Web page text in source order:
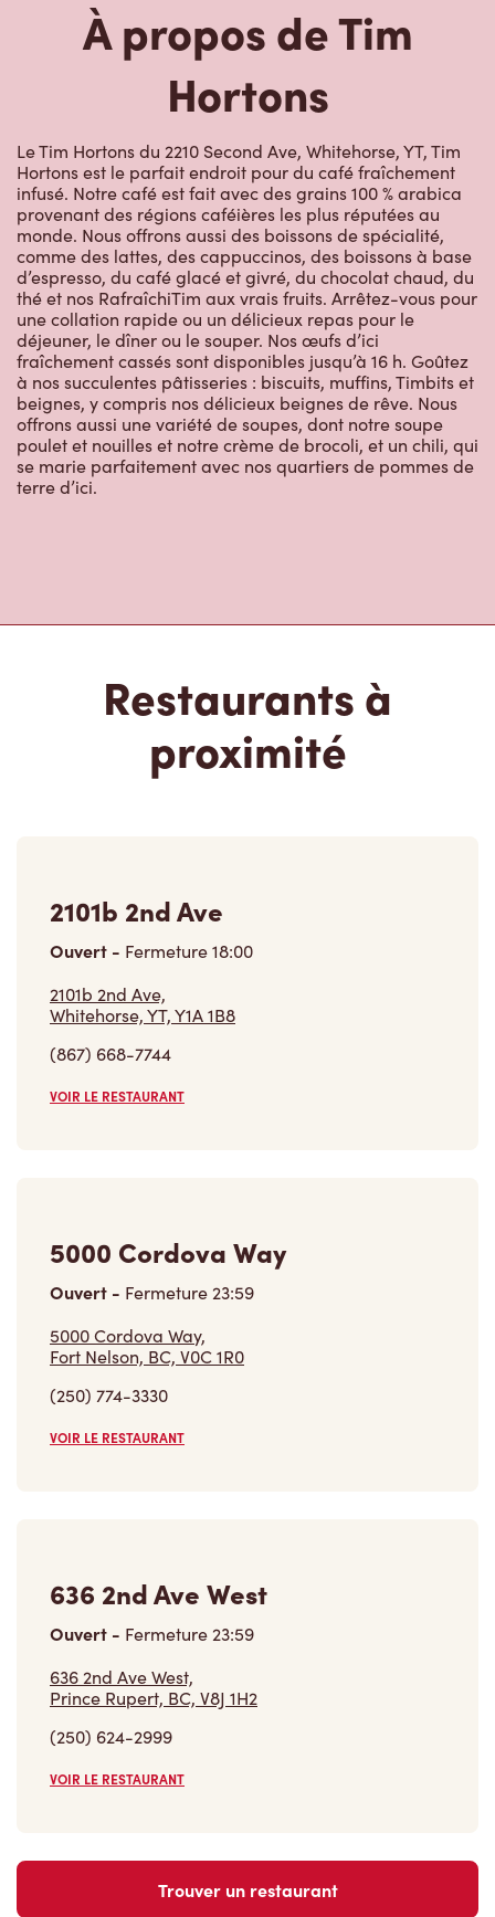
Hortons
Le Tim Hortons du 2210 Second Ave, Whitehorse, YT, Tim
Hortons est le parfait endroit pour du café fraîchement
infusé. Notre café est fait avec des grains 100 % arabica
provenant des régions caféières les plus réputées au
monde. Nous offrons aussi des boissons de spécialité,
comme des lattes, des cappuccinos, des boissons à base
d’espresso, du café glacé et givré, du chocolat chaud, du
thé et nos RafraîchiTim aux vrais fruits. Arrêtez-vous pour
une collation rapide ou un délicieux repas pour le
déjeuner, le dîner ou le souper. Nos œufs d’ici
fraîchement cassés sont disponibles jusqu’à 16 h. Goûtez
à nos succulentes pâtisseries : biscuits, muffins, Timbits et
beignes, y compris nos délicieux beignes de rêve. Nous
offrons aussi une variété de soupes, dont notre soupe
poulet et nouilles et notre crème de brocoli, et un chili, qui
se marie parfaitement avec nos quartiers de pommes de
terre d’ici.
proximité
Ouvert- Fermeture18:00
2101b 2nd Ave,
Whitehorse, YT, Y1A 1B8
(867) 668-7744
VOIR LE RESTAURANT
Ouvert -Fermeture23:59
5000 Cordova Way,
Fort Nelson, BC, V0C 1R0
(250) 774-3330
VOIR LE RESTAURANT
Ouvert-Fermeture23:59
636 2nd Ave West,
Prince Rupert, BC, V8J 1H2
(250) 624-2999
VOIR LE RESTAURANT
Trouver un restaurant